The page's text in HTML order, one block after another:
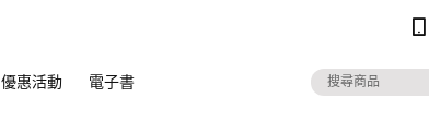
優惠活動 電子書